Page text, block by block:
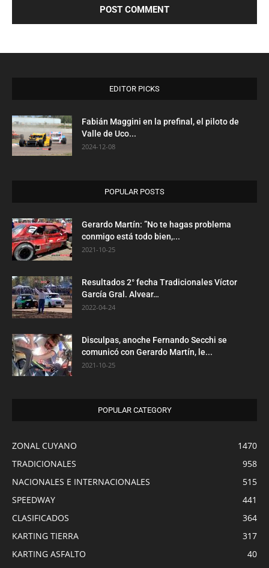
EDITOR PICKS
Fabián Maggini en la prefinal, el piloto de
Valle de Uco...
2024-12-08
POPULAR POSTS
Gerardo Martín: ”No te hagas problema
conmigo está todo bien,...
2021-10-25
Resultados 2° fecha Tradicionales Víctor
García Gral. Alvear…
2022-04-24
Disculpas, anoche Fernando Secchi se
comunicó con Gerardo Martín, le...
2021-10-25
POPULAR CATEGORY
ZONAL CUYANO
1470
TRADICIONALES
958
NACIONALES E INTERNACIONALES
515
SPEEDWAY
441
CLASIFICADOS
364
KARTING TIERRA
317
KARTING ASFALTO
40